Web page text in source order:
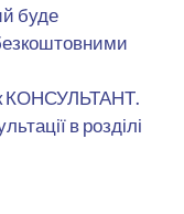
буде
КОНСУЛЬТАНТ.
в розділі